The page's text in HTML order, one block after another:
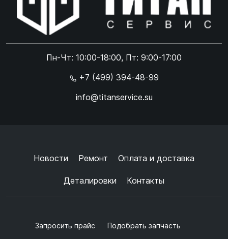
Пн-Чт: 10:00-18:00, Пт: 9:00-17:00
+7 (499) 394-48-99
info@titanservice.su
Новости Ремонт Оплата и доставка
Деталировки Контакты
Запросить прайс Подобрать запчасть
Online чат
Online чат